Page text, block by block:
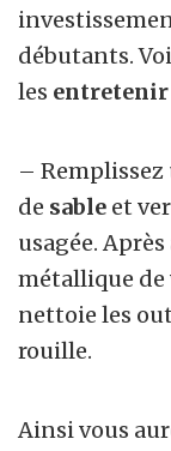
débutants.
les entretenir
– Remplissez
de sable et
usagée.
métallique de
nettoie les
rouille.
Ainsi vous